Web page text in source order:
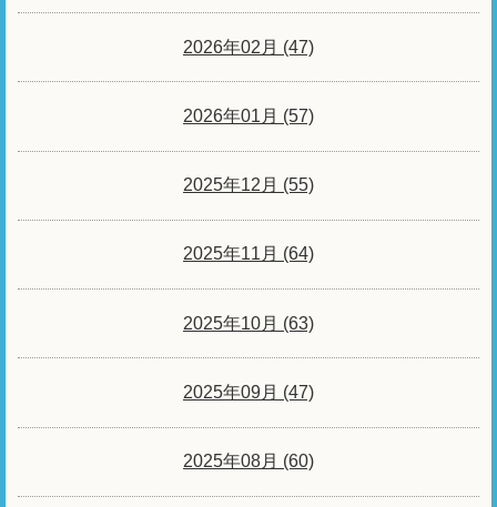
2026年02月 (47)
2026年01月 (57)
2025年12月 (55)
2025年11月 (64)
2025年10月 (63)
2025年09月 (47)
2025年08月 (60)